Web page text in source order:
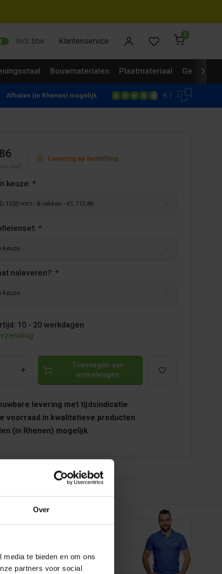
Over
te bieden en om ons
partners voor social
Incl. btw Klantenservice
0
Bouwmaterialen Plaatmateriaal
Afhalen (in Rhenen) mogelijk 9.1
Incl. btw )
Levering op bestelling
keuze: *
*
naleveren?: *
10 - 20 werkdagen
+
Toevoegen aan
winkelwagen
levering met tijdsindicatie
voorraad in kwalitatieve producten
(in Rhenen) mogelijk
358 228